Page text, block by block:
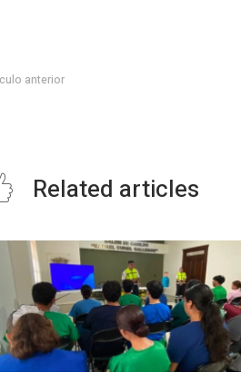
anterior
Related articles